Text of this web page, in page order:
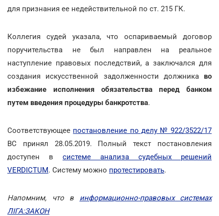
для признания ее недействительной по ст. 215 ГК.
Коллегия судей указала, что оспариваемый договор
поручительства не был направлен на реальное
наступление правовых последствий, а заключался для
создания искусственной задолженности должника во
избежание исполнения обязательства перед банком
путем введения процедуры банкротства.
Соответствующее постановление по делу № 922/3522/17
ВС принял 28.05.2019. Полный текст постановления
доступен в системе анализа судебных решений
VERDICTUM. Систему можно протестировать.
Напомним, что в информационно-правовых системах
ЛІГА:ЗАКОН